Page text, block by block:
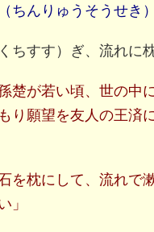
ちんりゅうそうせき）
ちすす）ぎ、流れに枕
楚が若い頃、世の中
り願望を友人の王済
を枕にして、流れで
」